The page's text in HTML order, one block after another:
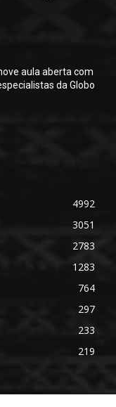
aula aberta com
da Globo
4992
3051
2783
1283
764
297
233
219